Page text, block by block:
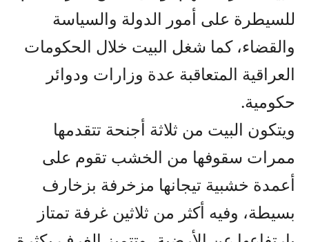
للسيطرة على أمور الدولة والسياسة
والقضاء، كما شغل البيت خلال الحكومات
العراقية المتعاقبة عدة وزارات ودوائر
حكومية.
ويتكون البيت من ثلاثة أجنحة تتقدمها
ممرات سقوفها من الخشب تقوم على
أعمدة خشبية تيجانها مزخرفة بزخارف
بسيطة، وفيه أكثر من ثلاثين غرفة تمتاز